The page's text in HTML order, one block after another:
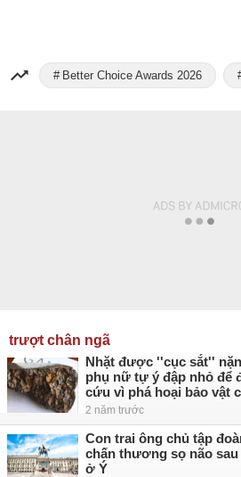
Better Choice Awards 2026
trượt chân ngã
Nhặt được ''cục sắt''
phụ nữ tự ý đập nhỏ để
cứu vì phá hoại bảo vật
2 năm trước
Con trai ông chủ tập
chấn thương sọ não
ở Ý